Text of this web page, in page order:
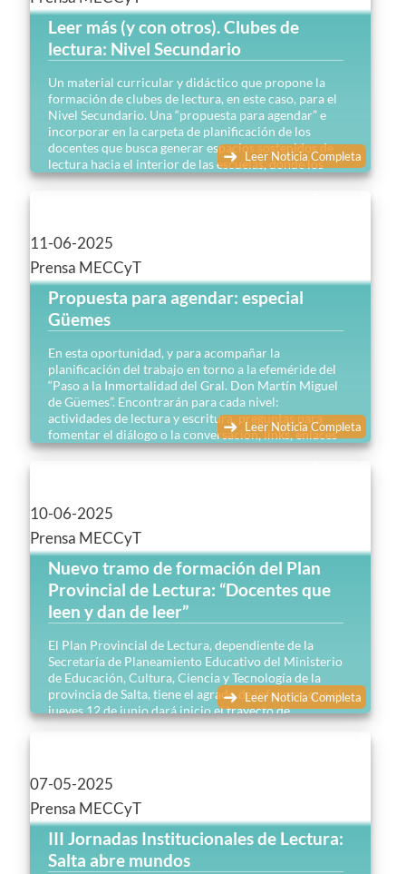
Leer más (y con otros). Clubes de
lectura: Nivel Secundario
Un material curricular y didáctico que propone la
formación de clubes de lectura, en este caso, para el
Nivel Secundario. Una “propuesta para agendar” e
incorporar en la carpeta de planificación de los
docentes que busca generar espacios sostenidos de
lectura hacia el interior de las escuelas, donde los
lectores y las lectoras sean quienes marquen el qué y
Leer Noticia Completa
11-06-2025
Prensa MECCyT
Propuesta para agendar: especial
Güemes
En esta oportunidad, y para acompañar la
planificación del trabajo en torno a la efeméride del
“Paso a la Inmortalidad del Gral. Don Martín Miguel
de Güemes”. Encontrarán para cada nivel:
actividades de lectura y escritura, preguntas para
fomentar el diálogo o la conversación, links, enlaces
hacia textos y materiales audiovisuales…
Leer Noticia Completa
10-06-2025
Prensa MECCyT
Nuevo tramo de formación del Plan
Provincial de Lectura: “Docentes que
leen y dan de leer”
El Plan Provincial de Lectura, dependiente de la
Secretaría de Planeamiento Educativo del Ministerio
de Educación, Cultura, Ciencia y Tecnología de la
provincia de Salta, tiene el agrado de informar que el
jueves 12 de junio dará inicio el trayecto de
formación “Docentes que leen y dan de leer”….
Leer Noticia Completa
07-05-2025
Prensa MECCyT
III Jornadas Institucionales de Lectura:
Salta abre mundos